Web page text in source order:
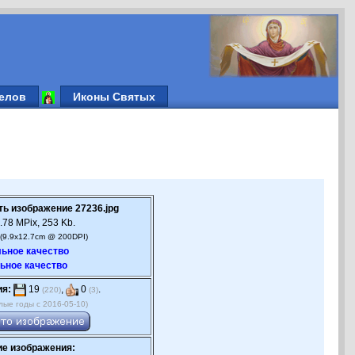
Иконы Святых
изображение 27236.jpg
MPix, 253 Kb.
@ 200DPI)
качество
качество
19 (220), 0 (3).
годы с 2016-05-10)
изображения: